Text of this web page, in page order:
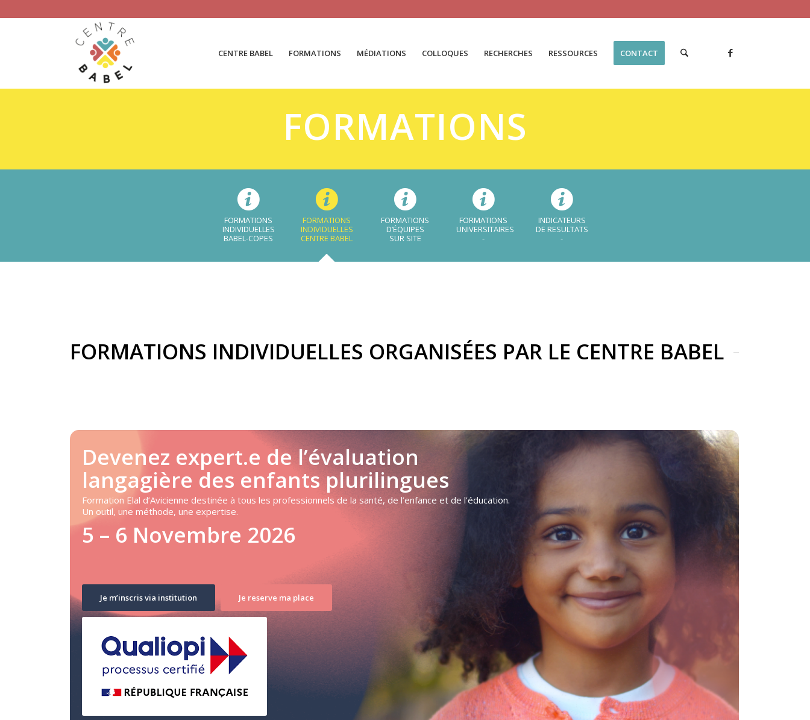
CENTRE BABEL FORMATIONS MÉDIATIONS COLLOQUES RECHERCHES RESSOURCES CONTACT
FORMATIONS
FORMATIONS
INDIVIDUELLES
BABEL-COPES
FORMATIONS
INDIVIDUELLES
CENTRE BABEL
FORMATIONS
D’ÉQUIPES
SUR SITE
FORMATIONS
UNIVERSITAIRES
-
INDICATEURS
DE RESULTATS
-
FORMATIONS INDIVIDUELLES ORGANISÉES PAR LE CENTRE BABEL
Devenez expert.e de l’évaluation
langagière des enfants plurilingues
Formation Elal d’Avicienne destinée à tous les professionnels de la santé, de l’enfance et de l’éducation.
Un outil, une méthode, une expertise.
5 – 6 Novembre 2026
Je m’inscris via institution Je reserve ma place